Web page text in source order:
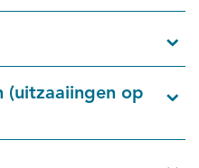
(uitzaaiingen op